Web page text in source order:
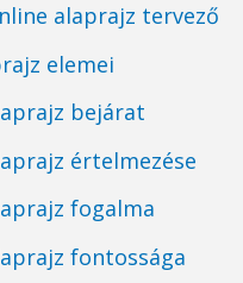
alaprajz tervező
elemei
bejárat
értelmezése
fogalma
fontossága